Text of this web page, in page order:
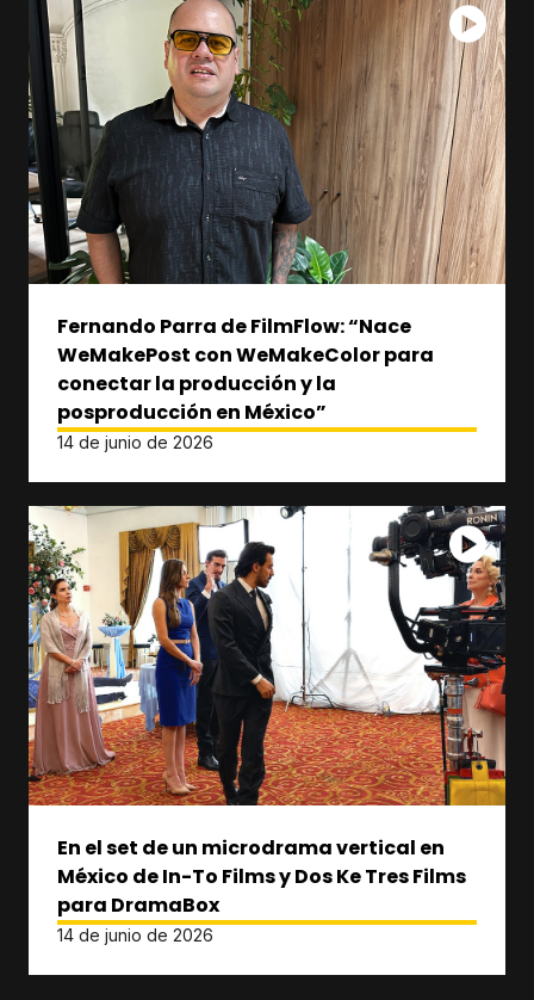
Fernando Parra de FilmFlow: “Nace
WeMakePost con WeMakeColor para
conectar la producción y la
posproducción en México”
14 de junio de 2026
En el set de un microdrama vertical en
México de In-To Films y Dos Ke Tres Films
para DramaBox
14 de junio de 2026